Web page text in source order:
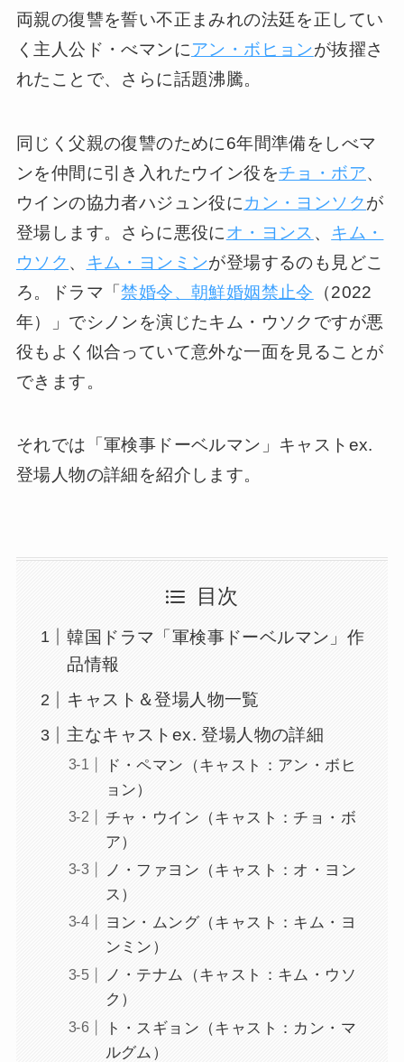
両親の復讐を誓い不正まみれの法廷を正してい
く主人公ド・べマンにアン・ボヒョンが抜擢さ
れたことで、さらに話題沸騰。
同じく父親の復讐のために6年間準備をしべマ
ンを仲間に引き入れたウイン役をチョ・ボア、
ウインの協力者ハジュン役にカン・ヨンソクが
登場します。さらに悪役にオ・ヨンス 、 キム・
ウソク 、 キム・ヨンミンが登場するのも見どこ
ろ。ドラマ「禁婚令、朝鮮婚姻禁止令 （2022
年）」でシノンを演じたキム・ウソクですが悪
役もよく似合っていて意外な一面を見ることが
できます。
それでは「軍検事ドーベルマン」キャストex.
登場人物の詳細を紹介します。
目次
韓国ドラマ「軍検事ドーベルマン」作
品情報
キャスト＆登場人物一覧
主なキャストex. 登場人物の詳細
ド・ペマン（キャスト：アン・ボヒ
ョン）
チャ・ウイン（キャスト：チョ・ボ
ア）
ノ・ファヨン（キャスト：オ・ヨン
ス）
ヨン・ムング（キャスト：キム・ヨ
ンミン）
ノ・テナム（キャスト：キム・ウソ
ク）
ト・スギョン（キャスト：カン・マ
ルグム）